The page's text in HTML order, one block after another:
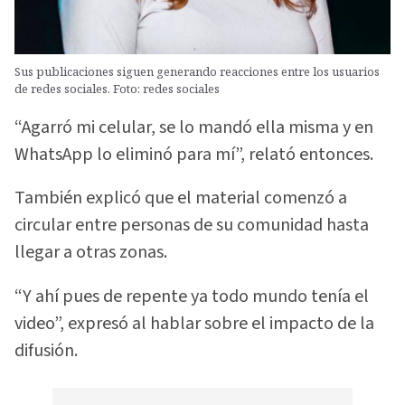
Sus publicaciones siguen generando reacciones entre los usuarios
de redes sociales. Foto: redes sociales
“Agarró mi celular, se lo mandó ella misma y en
WhatsApp lo eliminó para mí”, relató entonces.
También explicó que el material comenzó a
circular entre personas de su comunidad hasta
llegar a otras zonas.
“Y ahí pues de repente ya todo mundo tenía el
video”, expresó al hablar sobre el impacto de la
difusión.